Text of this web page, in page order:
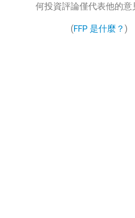
何投資評論僅代表他的意
(FFP 是什麼？ )